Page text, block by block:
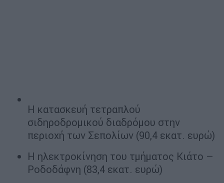
Η κατασκευή τετραπλού
σιδηροδρομικού διαδρόμου στην
περιοχή των Σεπολίων (90,4 εκατ. ευρώ)
Η ηλεκτροκίνηση του τμήματος Κιάτο –
Ροδοδάφνη (83,4 εκατ. ευρώ)